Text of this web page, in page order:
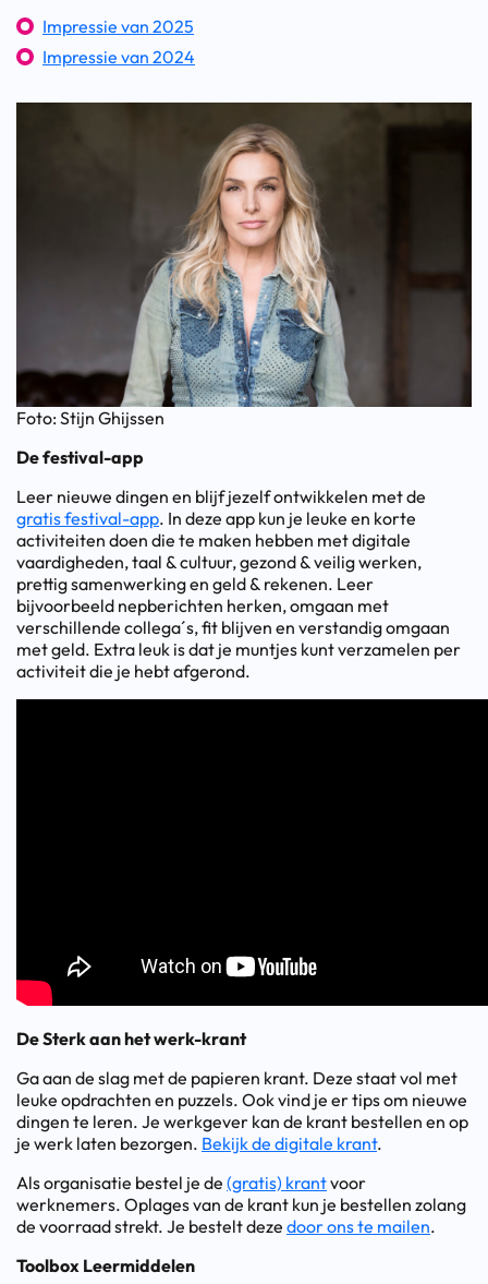
Impressie van 2025
Impressie van 2024
Foto: Stijn Ghijssen
De festival-app
Leer nieuwe dingen en blijf jezelf ontwikkelen met de
gratis festival-app. In deze app kun je leuke en korte
activiteiten doen die te maken hebben met digitale
vaardigheden, taal & cultuur, gezond & veilig werken,
prettig samenwerking en geld & rekenen. Leer
bijvoorbeeld nepberichten herken, omgaan met
verschillende collega´s, fit blijven en verstandig omgaan
met geld. Extra leuk is dat je muntjes kunt verzamelen per
activiteit die je hebt afgerond.
De Sterk aan het werk-krant
Ga aan de slag met de papieren krant. Deze staat vol met
leuke opdrachten en puzzels. Ook vind je er tips om nieuwe
dingen te leren. Je werkgever kan de krant bestellen en op
je werk laten bezorgen. Bekijk de digitale krant.
Als organisatie bestel je de (gratis) krantvoor
werknemers. Oplages van de krant kun je bestellen zolang
de voorraad strekt. Je bestelt deze door ons te mailen.
Toolbox Leermiddelen